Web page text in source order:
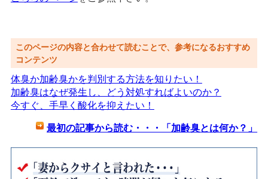
このページの内容と合わせて読むことで、参考になるおすすめ
コンテンツ
体臭か加齢臭かを判別する方法を知りたい！
加齢臭はなぜ発生し、どう対処すればよいのか？
今すぐ、手早く酸化を抑えたい！
最初の記事から読む・・・「加齢臭とは何か？」